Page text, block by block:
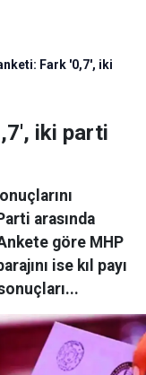
Fark '0,7', iki
iki parti
arasında
göre MHP
ise kıl payı